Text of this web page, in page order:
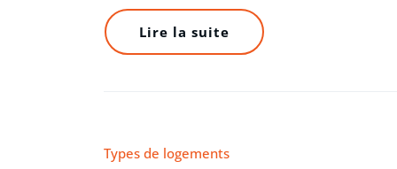
Lire la suite
Types de logements